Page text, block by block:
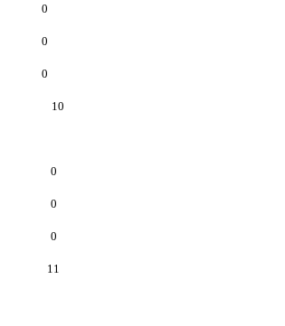
0
0
0
10
0
0
0
11